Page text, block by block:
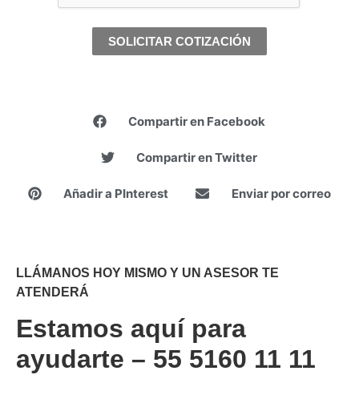
SOLICITAR COTIZACIÓN
Compartir en Facebook
Compartir en Twitter
Añadir a PInterest Enviar por correo
LLÁMANOS HOY MISMO Y UN ASESOR TE
ATENDERÁ
Estamos aquí para
ayudarte – 55 5160 11 11